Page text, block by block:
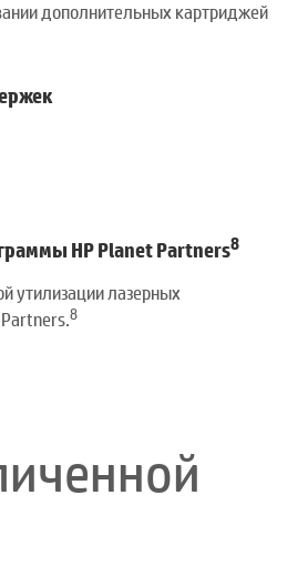
дополнительных картриджей
HP Planet Partners8
утилизации лазерных
8